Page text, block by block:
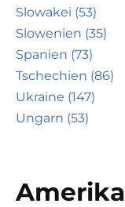
Slowakei (53)
Slowenien (35)
Spanien (73)
Tschechien (86)
Ukraine (147)
Ungarn (53)
Amerika